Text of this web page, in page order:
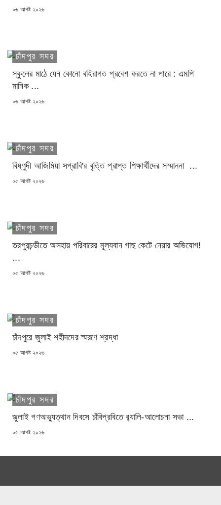
POSTED
০৬ আগষ্ট ২০২৬
চাঁদপুর সদর
স্কুলের মাঠে যেন কোনো বহিরাগত প্রবেশ করতে না পারে : এমপি
মানিক ...
POSTED
০৬ আগষ্ট ২০২৬
চাঁদপুর সদর
বিষ্ণুদী আজিমিয়া সপ্রাবি'র বৃত্তি প্রাপ্ত শিক্ষার্থীদের সম্মাননা ...
POSTED
০৫ আগষ্ট ২০২৬
চাঁদপুর সদর
তরপুরচন্ডীতে অসহায় পরিবারের মূল্যবান গাছ কেটে নেয়ার অভিযোগ!
...
POSTED
০৫ আগষ্ট ২০২৬
চাঁদপুর সদর
চাঁদপুরে জুলাই শহীদদের স্মরণে শ্রদ্ধা
POSTED
০৫ আগষ্ট ২০২৬
চাঁদপুর সদর
জুলাই গণঅভ্যুত্থান দিবসে চাঁবিপ্রবিতে র‍্যালি-আলোচনা সভা ...
POSTED
০৫ আগষ্ট ২০২৬